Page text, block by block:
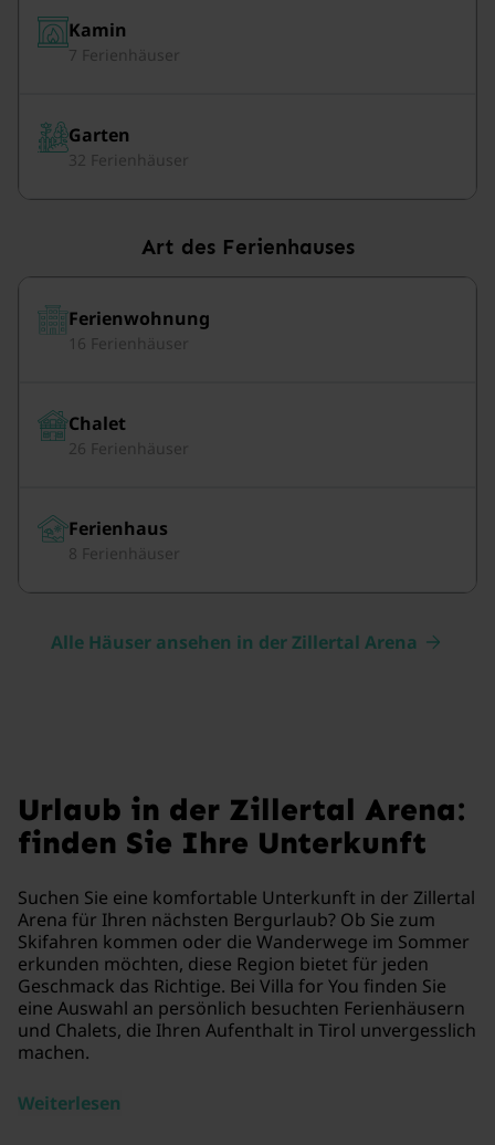
Kamin
7 Ferienhäuser
Garten
32 Ferienhäuser
Art des Ferienhauses
Ferienwohnung
16 Ferienhäuser
Chalet
26 Ferienhäuser
Ferienhaus
8 Ferienhäuser
Alle Häuser ansehen in der Zillertal Arena
Urlaub in der Zillertal Arena:
finden Sie Ihre Unterkunft
Suchen Sie eine komfortable Unterkunft in der Zillertal
Arena für Ihren nächsten Bergurlaub? Ob Sie zum
Skifahren kommen oder die Wanderwege im Sommer
erkunden möchten, diese Region bietet für jeden
Geschmack das Richtige. Bei Villa for You finden Sie
eine Auswahl an persönlich besuchten Ferienhäusern
und Chalets, die Ihren Aufenthalt in Tirol unvergesslich
machen.
Weiterlesen